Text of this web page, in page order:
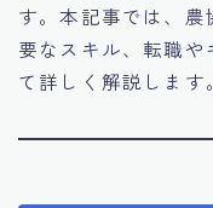
す。本記事では、
要なスキル、転職
て詳しく解説します。